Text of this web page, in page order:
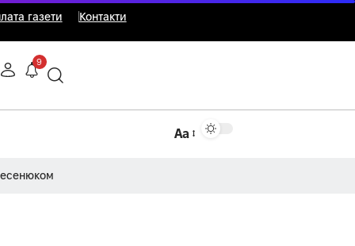
газети Контакти
9
Аа